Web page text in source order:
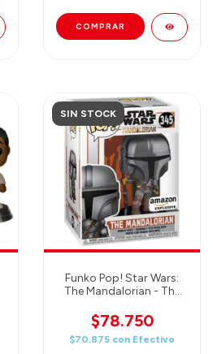
SIN STOCK
Funko Pop! Star Wars:
The Mandalorian - The
$78.750
$70.875 con Efectivo